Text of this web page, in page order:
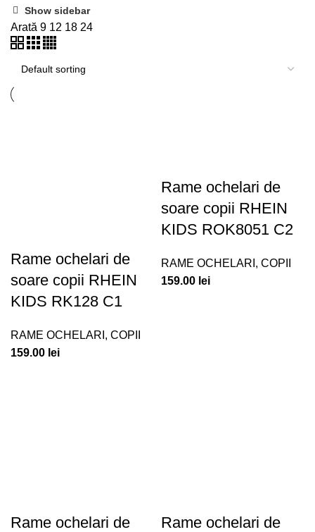
Show sidebar
Arată 9 12 18 24
Rame ochelari de
soare copii RHEIN
KIDS RK128 C1
RAME OCHELARI , COPII
159.00 lei
Rame ochelari de
soare copii RHEIN
KIDS ROK8051 C2
RAME OCHELARI , COPII
159.00 lei
Rame ochelari de
Rame ochelari de